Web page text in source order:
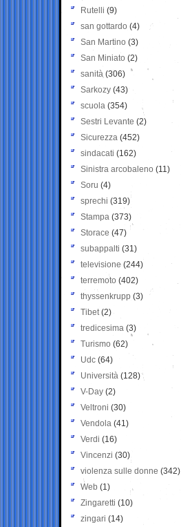
Rutelli (9)
san gottardo (4)
San Martino (3)
San Miniato (2)
sanità (306)
Sarkozy (43)
scuola (354)
Sestri Levante (2)
Sicurezza (452)
sindacati (162)
Sinistra arcobaleno (11)
Soru (4)
sprechi (319)
Stampa (373)
Storace (47)
subappalti (31)
televisione(244)
terremoto (402)
thyssenkrupp (3)
Tibet(2)
tredicesima (3)
Turismo (62)
Udc (64)
Università (128)
V-Day (2)
Veltroni (30)
Vendola (41)
Verdi (16)
Vincenzi (30)
violenza sulle donne (342)
Web (1)
Zingaretti (10)
zingari (14)